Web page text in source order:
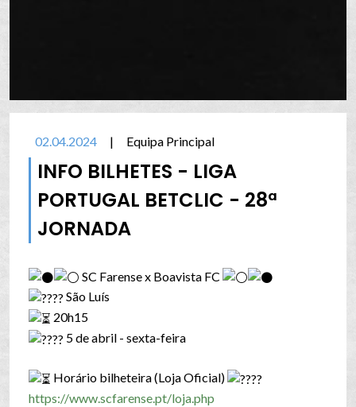
02.04.2024 | Equipa Principal
INFO BILHETES - LIGA
PORTUGAL BETCLIC - 28ª
JORNADA
SC Farense x Boavista FC
São Luís
20h15
5 de abril - sexta-feira
Horário bilheteira (Loja Oficial)
https://www.scfarense.pt/loja.php